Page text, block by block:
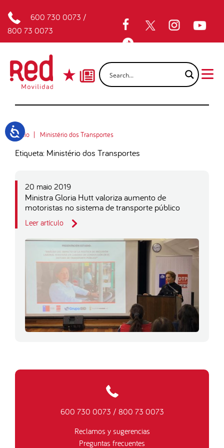
600 730 0073 /
800 73 0073
Inicio Ministério dos Transportes
Etiqueta: Ministério dos Transportes
20 maio 2019
Ministra Gloria Hutt valoriza aumento de
motoristas no sistema de transporte público
Leer artículo
600 730 0073 / 800 73 0073
Reclamos y sugerencias
Preguntas frecuentes